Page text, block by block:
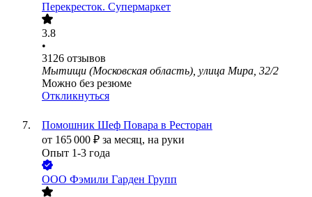
Перекресток. Супермаркет
3.8
•
3126 отзывов
Мытищи (Московская область), улица Мира, 32/2
Можно без резюме
Откликнуться
Помошник Шеф Повара в Ресторан
от 165 000 ₽ за месяц, на руки
Опыт 1-3 года
ООО Фэмили Гарден Групп